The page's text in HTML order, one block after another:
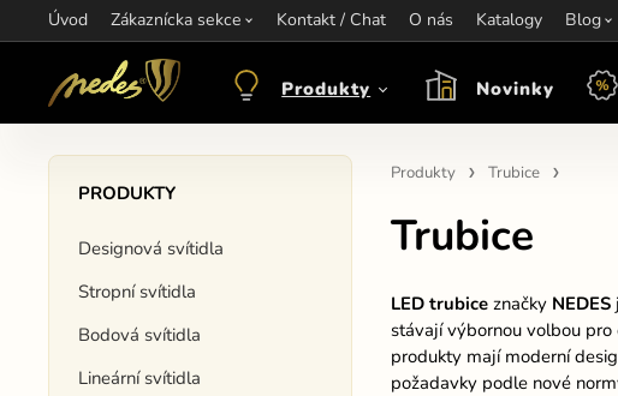
Úvod Zákaznícka sekce Kontakt / Chat O nás Katalogy Blog
Informace:objednavkacz@nedes.sk Kontakt:+421 907 263 473Otevírací
Produkty Novinky
PRODUKTY
Designová svítidla
Stropní svítidla
Bodová svítidla
Lineární svítidla
Produkty Trubice
Trubice
LED trubiceznačky NEDES
stávají výbornou volbou pro
produkty mají moderní
požadavky podle nové